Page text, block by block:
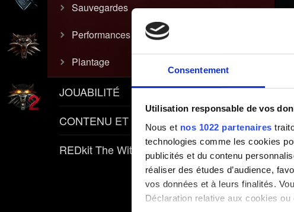
Consentement
Utilisation responsable de vos
Nous et nos 1022 partenaires
technologies comme les cookies
publicités et du contenu
réaliser des études d’audience,
vos données et à leurs finalités.
Déclaration relative aux cookies
Sauvegardes
Performances
Plantage
JOUABILITÉ
CONTENU ET POLITIQUES
REDkit The Witcher 3